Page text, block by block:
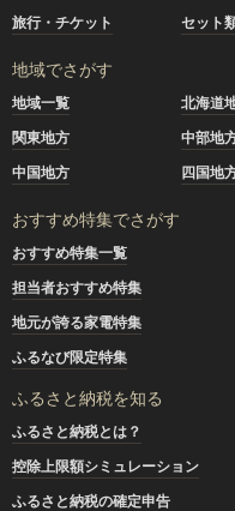
旅行・チケット
セット
地域でさがす
地域一覧 北海道
関東地方
中部地
中国地方
四国地
おすすめ特集でさがす
おすすめ特集一覧
担当者おすすめ特集
地元が誇る家電特集
ふるなび限定特集
ふるさと納税を知る
ふるさと納税とは？
控除上限額シミュレーション
ふるさと納税の確定申告